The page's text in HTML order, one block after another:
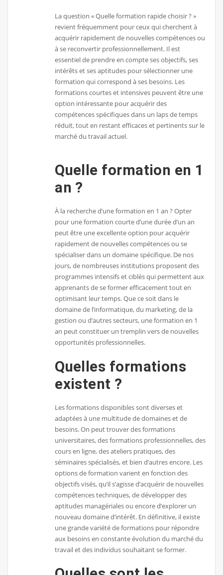
La question « Quelle formation rapide choisir ? »
revient fréquemment pour ceux qui cherchent à
acquérir rapidement de nouvelles compétences ou
à se reconvertir professionnellement. Il est
essentiel de prendre en compte ses objectifs, ses
intérêts et ses aptitudes pour sélectionner une
formation qui correspond à ses besoins. Les
formations courtes et intensives peuvent être une
option intéressante pour acquérir des
compétences spécifiques dans un laps de temps
réduit, tout en restant efficaces et pertinents sur le
marché du travail actuel.
Quelle formation en 1
an ?
À la recherche d’une formation en 1 an ? Opter
pour une formation courte d’une durée d’un an
peut être une excellente option pour acquérir
rapidement de nouvelles compétences ou se
spécialiser dans un domaine spécifique. De nos
jours, de nombreuses institutions proposent des
programmes intensifs et ciblés qui permettent aux
apprenants de se former efficacement tout en
optimisant leur temps. Que ce soit dans le
domaine de l’informatique, du marketing, de la
gestion ou d’autres secteurs, une formation en 1
an peut constituer un tremplin vers de nouvelles
opportunités professionnelles.
Quelles formations
existent ?
Les formations disponibles sont diverses et
adaptées à une multitude de domaines et de
besoins. On peut trouver des formations
universitaires, des formations professionnelles, des
cours en ligne, des ateliers pratiques, des
séminaires spécialisés, et bien d’autres encore. Les
options de formation varient en fonction des
objectifs visés, qu’il s’agisse d’acquérir de nouvelles
compétences techniques, de développer des
aptitudes managériales ou encore d’explorer un
nouveau domaine d’intérêt. En définitive, il existe
une grande variété de formations pour répondre
aux besoins en constante évolution du marché du
travail et des individus souhaitant se former.